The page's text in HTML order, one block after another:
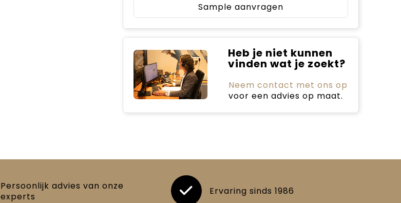
Sample aanvragen
Heb je niet kunnen
vinden wat je zoekt?
Neem contact met ons op
voor een advies op maat.
Persoonlijk advies van onze
experts
Ervaring sinds 1986